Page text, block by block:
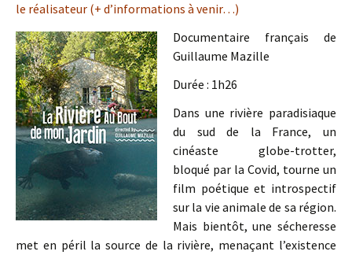
le réalisateur (+ d’informations à venir…)
Documentaire français de
Guillaume Mazille
Durée : 1h26
Dans une rivière paradisiaque
du sud de la France, un
cinéaste globe-trotter,
bloqué par la Covid, tourne un
film poétique et introspectif
sur la vie animale de sa région.
Mais bientôt, une sécheresse
met en péril la source de la rivière, menaçant l’existence